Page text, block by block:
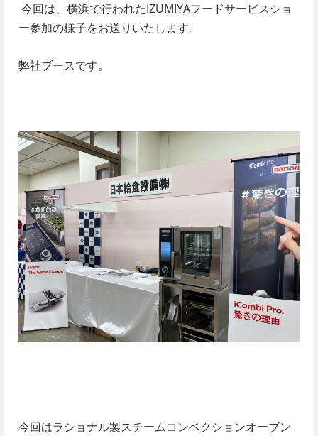
今回は、横浜で行われたIZUMIYAフードサービスショ
ー参加の様子をお送りいたします。
弊社ブースです。
今回はラショナル製スチームコンベクションオーブン